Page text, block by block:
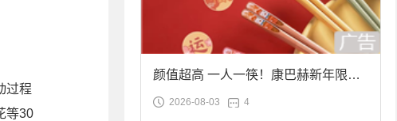
过程
等30
颜值超高 一人一筷！康巴赫新年限定
合金筷子大促：19.9元
2026-08-03 4